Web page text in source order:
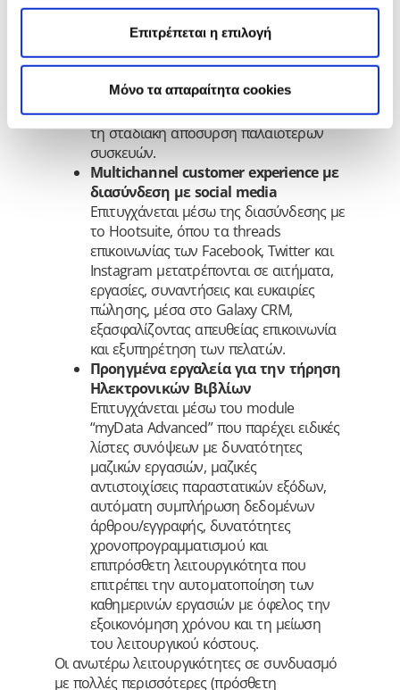
Επιτρέπεται η επιλογή
Mόνο τα απαραίτητα cookies
εξασφαλίζοντας εξοικονόμηση του
κόστους εξοπλισμού, ευκολία στη
χρήση, υψηλή ταχύτητα και μέγιστη
αποθήκης. Παράλληλα διατηρεί cross
platform functionality διευκολύνοντας
τη σταδιακή απόσυρση παλαιότερων
συσκευών.
Multichannel customer experience με
διασύνδεση με social media
Επιτυγχάνεται μέσω της διασύνδεσης με
το Hootsuite, όπου τα threads
επικοινωνίας των Facebook, Twitter και
Instagram μετατρέπονται σε αιτήματα,
εργασίες, συναντήσεις και ευκαιρίες
πώλησης, μέσα στο Galaxy CRM,
εξασφαλίζοντας απευθείας επικοινωνία
και εξυπηρέτηση των πελατών.
Προηγμένα εργαλεία για την τήρηση
Ηλεκτρονικών Βιβλίων
Επιτυγχάνεται μέσω του module
“myData Advanced” που παρέχει ειδικές
λίστες συνόψεων με δυνατότητες
μαζικών εργασιών, μαζικές
αντιστοιχίσεις παραστατικών εξόδων,
αυτόματη συμπλήρωση δεδομένων
άρθρου/εγγραφής, δυνατότητες
χρονοπρογραμματισμού και
επιπρόσθετη λειτουργικότητα που
επιτρέπει την αυτοματοποίηση των
καθημερινών εργασιών με όφελος την
εξοικονόμηση χρόνου και τη μείωση
του λειτουργικού κόστους.
Οι ανωτέρω λειτουργικότητες σε συνδυασμό
με πολλές περισσότερες (πρόσθετη